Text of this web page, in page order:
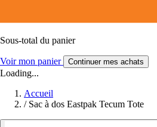
Sous-total du panier
Voir mon panier Continuer mes achats
Loading...
Accueil
/ Sac à dos Eastpak Tecum Tote